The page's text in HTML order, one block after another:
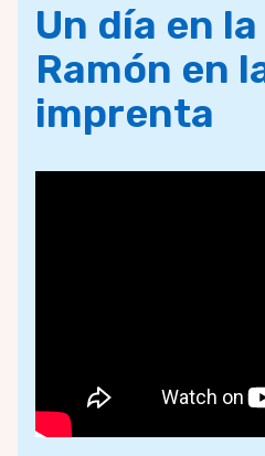
Un día en
Ramón en
imprenta